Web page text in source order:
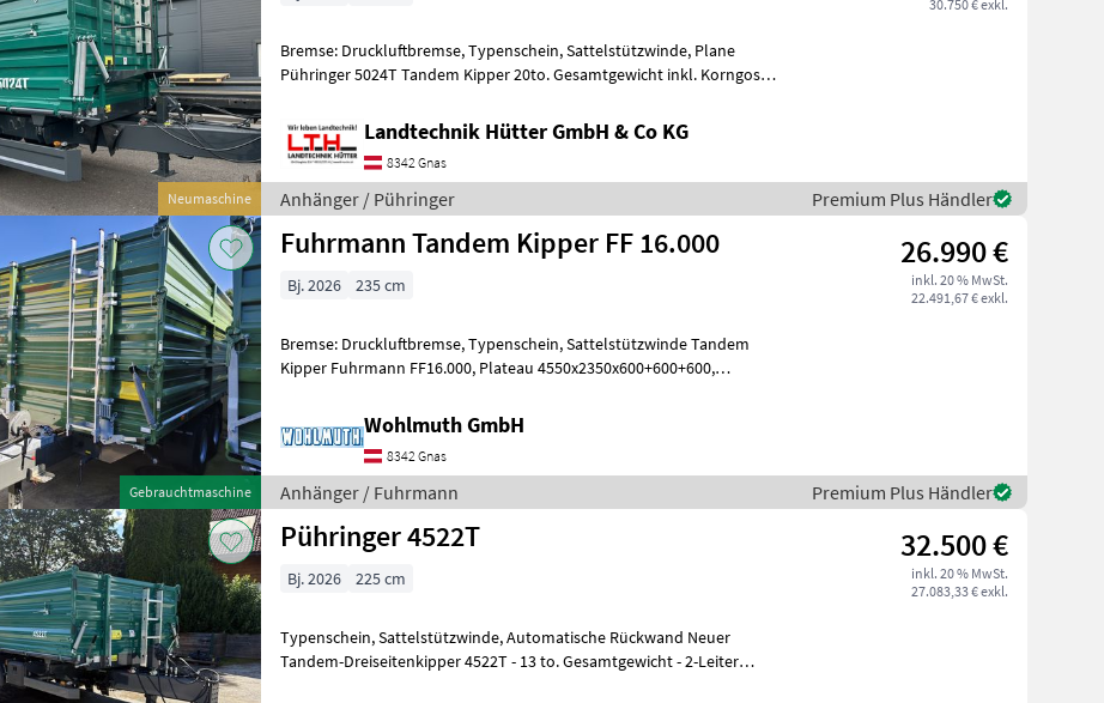
Neumaschine
30.750 € exkl.
Bremse: Druckluftbremse, Typenschein, Sattelstützwinde, Plane
Pühringer 5024T Tandem Kipper 20to. Gesamtgewicht inkl. Korngosse,
Landtechnik Hütter GmbH & Co KG
8342 Gnas
Anhänger / Pühringer Premium Plus Händler
Gebrauchtmaschine
Fuhrmann Tandem Kipper FF 16.000 26.990 €
inkl. 20 % MwSt.
22.491,67 € exkl.
Bj. 2026 235 cm
Bremse: Druckluftbremse, Typenschein, Sattelstützwinde Tandem
Kipper Fuhrmann FF16.000, Plateau 4550x2350x600+600+600,
Wohlmuth GmbH
8342 Gnas
Anhänger / Fuhrmann Premium Plus Händler
Pühringer 4522T 32.500 €
inkl. 20 % MwSt.
27.083,33 € exkl.
Bj. 2026 225 cm
Typenschein, Sattelstützwinde, Automatische Rückwand Neuer
Tandem-Dreiseitenkipper 4522T - 13 to. Gesamtgewicht - 2-Leiter